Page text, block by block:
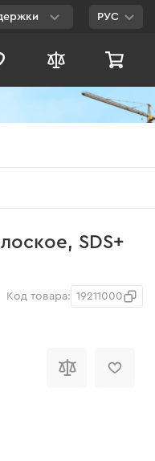
РУС
SDS+
Код товара: 19211000